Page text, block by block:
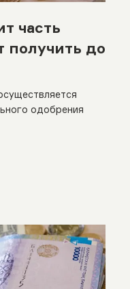
часть
получить до
одобрения